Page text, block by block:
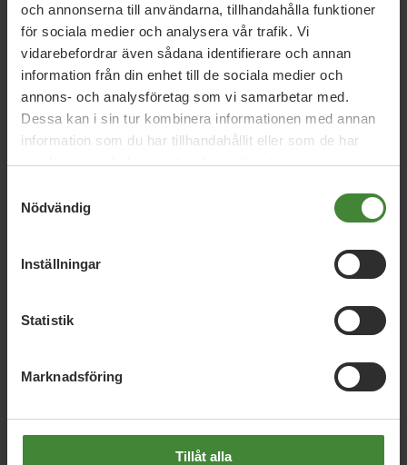
och annonserna till användarna, tillhandahålla funktioner
för sociala medier och analysera vår trafik. Vi
vidarebefordrar även sådana identifierare och annan
information från din enhet till de sociala medier och
annons- och analysföretag som vi samarbetar med.
Dessa kan i sin tur kombinera informationen med annan
information som du har tillhandahållit eller som de har
samlat in när du har använt deras tjänster.
Nödvändig
Inställningar
Statistik
Marknadsföring
Tillåt alla
Vi har svaren på dina
frågor
D
G Grönt näringsliv
social trygghet
Kultur och fritid